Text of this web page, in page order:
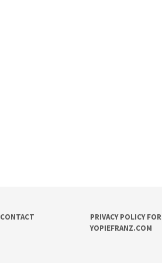
CONTACT
PRIVACY POLICY FOR
YOPIEFRANZ.COM